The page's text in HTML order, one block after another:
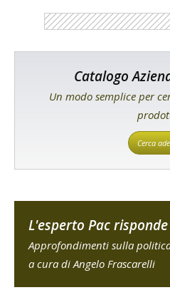
Catalogo
Un modo semplice per
Cerca
L'esperto Pac risponde
Approfondimenti sulla
a cura di Angelo Frascarelli